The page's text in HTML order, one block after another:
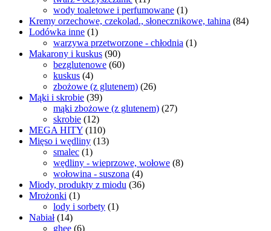
wody toaletowe i perfumowane (1)
Kremy orzechowe, czekolad., słonecznikowe, tahina (84)
Lodówka inne (1)
warzywa przetworzone - chłodnia (1)
Makarony i kuskus (90)
bezglutenowe (60)
kuskus (4)
zbożowe (z glutenem) (26)
Mąki i skrobie (39)
mąki zbożowe (z glutenem) (27)
skrobie (12)
MEGA HITY (110)
Mięso i wędliny (13)
smalec (1)
wędliny - wieprzowe, wołowe (8)
wołowina - suszona (4)
Miody, produkty z miodu (36)
Mrożonki (1)
lody i sorbety (1)
Nabiał (14)
ghee (6)